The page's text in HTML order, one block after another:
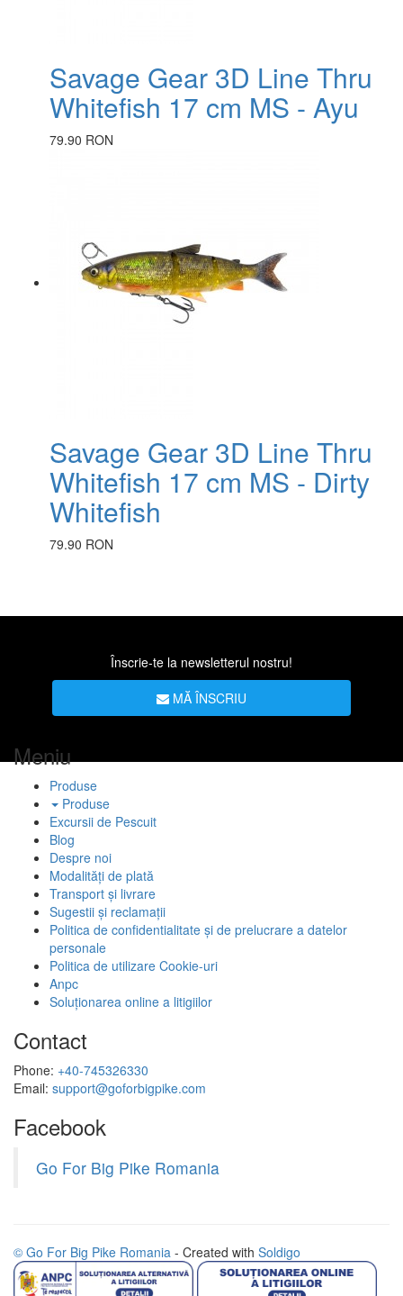
Savage Gear 3D Line Thru
Whitefish 17 cm MS - Ayu
79.90 RON
Savage Gear 3D Line Thru
Whitefish 17 cm MS - Dirty
Whitefish
79.90 RON
Înscrie-te la newsletterul nostru!
MĂ ÎNSCRIU
Meniu
Produse
Produse
Excursii de Pescuit
Blog
Despre noi
Modalități de plată
Transport și livrare
Sugestii și reclamații
Politica de confidentialitate și de prelucrare a datelor
personale
Politica de utilizare Cookie-uri
Anpc
Soluționarea online a litigiilor
Contact
Phone: +40-745326330
Email: support@goforbigpike.com
Facebook
Go For Big Pike Romania
© Go For Big Pike Romania - Created with Soldigo